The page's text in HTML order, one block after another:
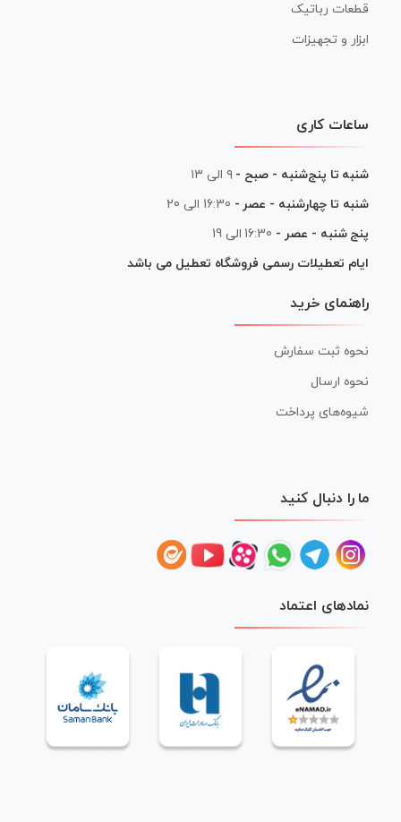
قطعات رباتیک
ابزار و تجهیزات
ساعات کاری
شنبه تا پنج‌شنبه - صبح - ۹ الی ۱۳
شنبه تا چهارشنبه - عصر - 16:30 الی 20
پنج شنبه - عصر - 16:30 الی 19
ایام تعطیلات رسمی فروشگاه تعطیل می باشد
راهنمای خرید
نحوه ثبت سفارش
نحوه ارسال
شیوه‌های پرداخت
ما را دنبال کنید
نمادهای اعتماد